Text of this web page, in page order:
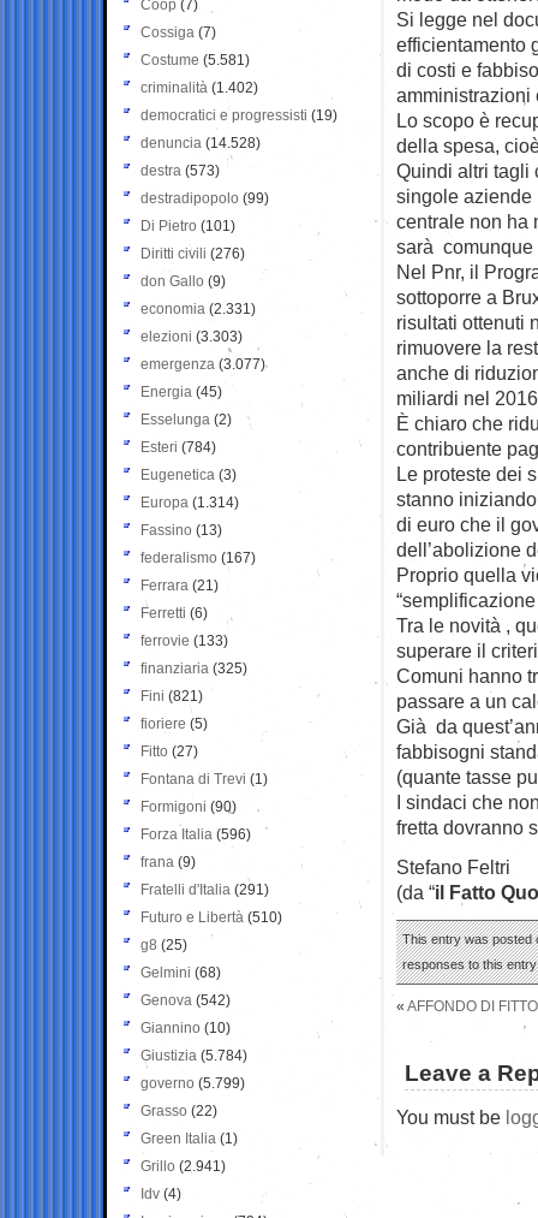
Si legge nel
efficientamento
di costi e
amministrazioni
Lo scopo è
della spesa,
Quindi altri tagli
singole aziende
centrale non ha
sarà comunque
Nel Pnr, il
sottoporre a
risultati ottenuti
rimuovere la
anche di
miliardi nel
È chiaro che
contribuente
Le proteste dei
stanno
di euro che il
dell’abolizione
Proprio quella
Tra le novità ,
superare il
Comuni hanno
passare a un
Già da
fabbisogni
(quante tasse
I sindaci che
fretta dovranno
Stefano Feltri
(da “il Fatto
This entry was posted
responses to this
« AFFONDO DI
Leave a
You must be
Coop (7)
Cossiga (7)
Costume (5.581)
criminalità (1.402)
democratici e progressisti (19)
denuncia (14.528)
destra (573)
destradipopolo (99)
Di Pietro (101)
Diritti civili (276)
don Gallo (9)
economia (2.331)
elezioni (3.303)
emergenza (3.077)
Energia (45)
Esselunga (2)
Esteri (784)
Eugenetica (3)
Europa (1.314)
Fassino (13)
federalismo (167)
Ferrara (21)
Ferretti (6)
ferrovie (133)
finanziaria (325)
Fini (821)
fioriere (5)
Fitto (27)
Fontana di Trevi (1)
Formigoni (90)
Forza Italia (596)
frana (9)
Fratelli d'Italia (291)
Futuro e Libertà (510)
g8 (25)
Gelmini (68)
Genova (542)
Giannino (10)
Giustizia (5.784)
governo (5.799)
Grasso (22)
Green Italia (1)
Grillo (2.941)
Idv (4)